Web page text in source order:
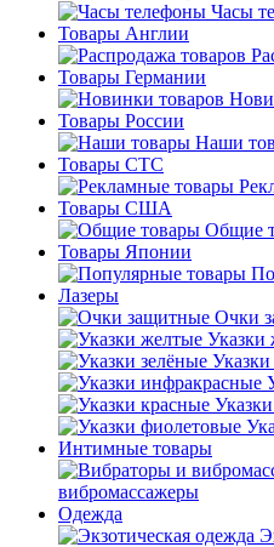
Часы
Товары Англии
Товары Германии
Товары России
Наши
Товары СТС
Товары США
Общие
Товары Японии
Лазеры
Очки
Указки
Интимные товары
вибромассажеры
Одежда